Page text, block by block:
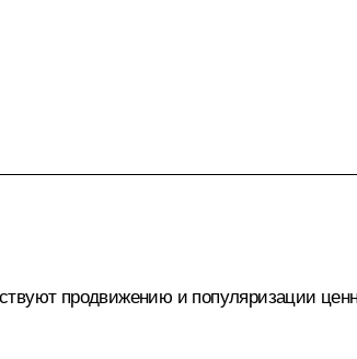
продвижению и популяризации